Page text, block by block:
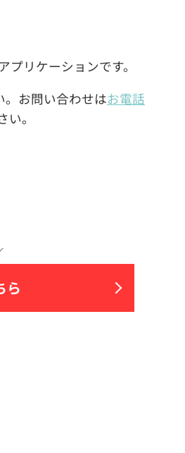
プリケーションです。
。お問い合わせはお電話
。
ら